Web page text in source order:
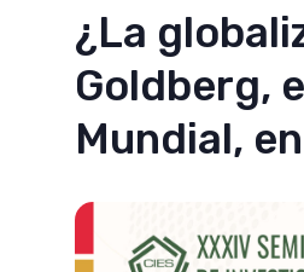
¿La
Goldberg,
Mundial,